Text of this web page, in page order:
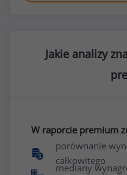
Jakie analizy
W raporcie premium
porównanie
całkowitego
mediany